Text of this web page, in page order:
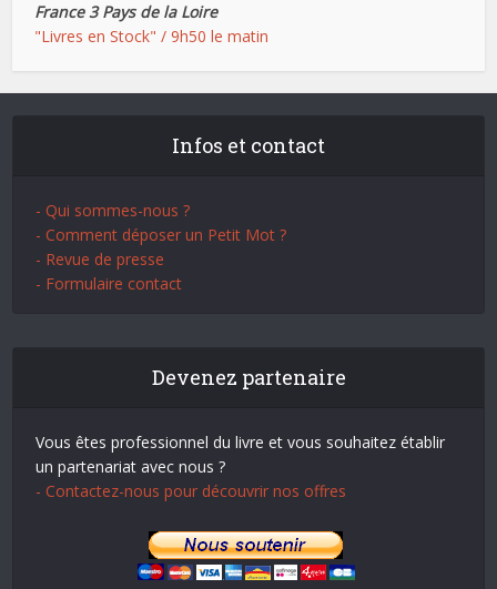
France 3 Pays de la Loire
"Livres en Stock" / 9h50 le matin
Infos et contact
- Qui sommes-nous ?
- Comment déposer un Petit Mot ?
- Revue de presse
- Formulaire contact
Devenez partenaire
Vous êtes professionnel du livre et vous souhaitez établir
un partenariat avec nous ?
- Contactez-nous pour découvrir nos offres